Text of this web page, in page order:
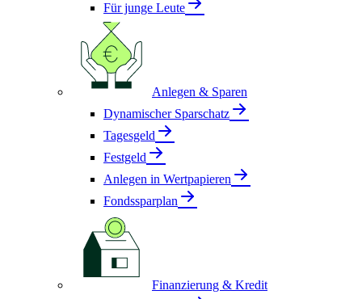
Für junge Leute
Anlegen & Sparen
Dynamischer Sparschatz
Tagesgeld
Festgeld
Anlegen in Wertpapieren
Fondssparplan
Finanzierung & Kredit